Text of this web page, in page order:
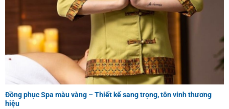
Đồng phục Spa màu vàng – Thiết kế sang trọng, tôn vinh thương
hiệu